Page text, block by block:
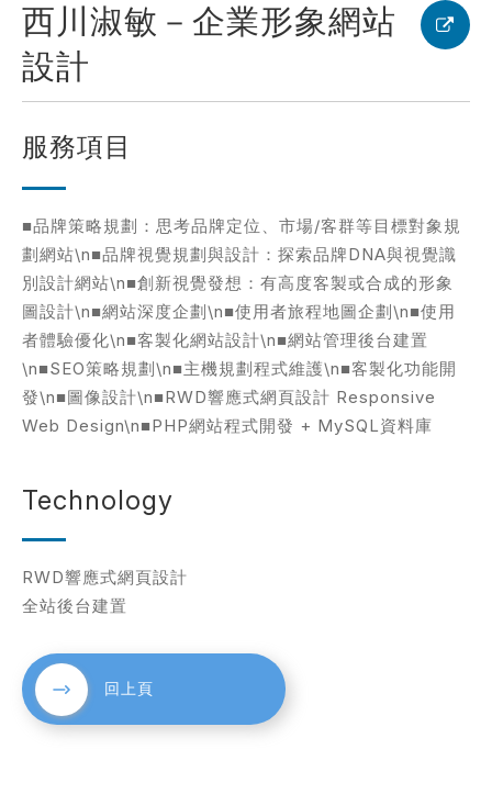
西川淑敏－企業形象網站
設計
服務項目
■品牌策略規劃：思考品牌定位、市場/客群等目標對象規
劃網站\n■品牌視覺規劃與設計：探索品牌DNA與視覺識
別設計網站\n■創新視覺發想：有高度客製或合成的形象
圖設計\n■網站深度企劃\n■使用者旅程地圖企劃\n■使用
者體驗優化\n■客製化網站設計\n■網站管理後台建置
\n■SEO策略規劃\n■主機規劃程式維護\n■客製化功能開
發\n■圖像設計\n■RWD響應式網頁設計 Responsive
Web Design\n■PHP網站程式開發 + MySQL資料庫
Technology
RWD響應式網頁設計
全站後台建置
回上頁